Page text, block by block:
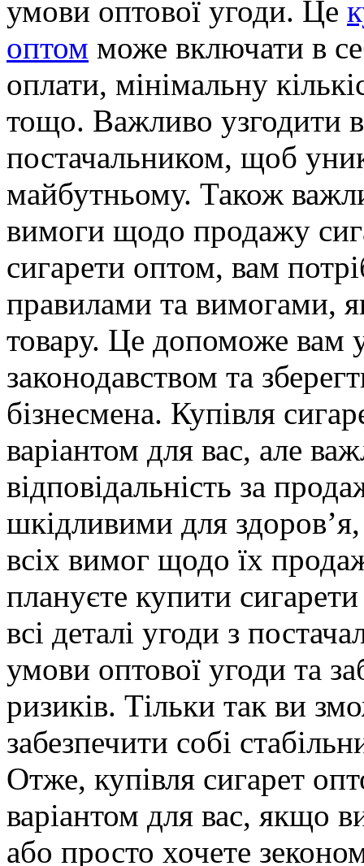
умови оптової угоди. Це
оптом може включати в
оплати, мінімальну
тощо. Важливо узгодити
постачальником, щоб
майбутньому. Також
вимоги щодо продажу
сигарети оптом, вам
правилами та вимогами,
товару. Це допоможе вам
законодавством та
бізнесмена. Купівля
варіантом для вас, але
відповідальність за
шкідливими для
всіх вимог щодо їх
плануєте купити
всі деталі угоди з
умови оптової угоди та
ризиків. Тільки так ви
забезпечити собі
Отже, купівля сигарет
варіантом для вас, якщо
або просто хочете